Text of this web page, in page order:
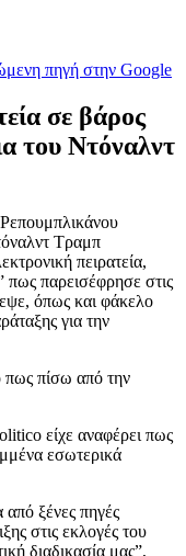
πηγή στην Google
σε βάρος
του Ντόναλντ
Τραμπ
πειρατεία,
πως παρεισέφρησε στις
όπως και φάκελο
για την
πως πίσω από την
είχε αναφέρει πως
εσωτερικά
ξένες πηγές
στις εκλογές του
διαδικασία μας”,